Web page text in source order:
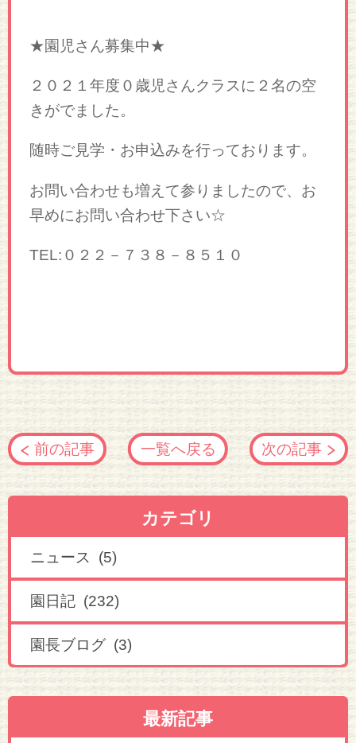
★園児さん募集中★
２０２１年度０歳児さんクラスに２名の空
きがでました。
随時ご見学・お申込みを行っております。
お問い合わせも増えて参りましたので、お
早めにお問い合わせ下さい☆
TEL:０２２－７３８－８５１０
前の記事 一覧へ戻る 次の記事
カテゴリ
ニュース (5)
園日記 (232)
園長ブログ (3)
最新記事